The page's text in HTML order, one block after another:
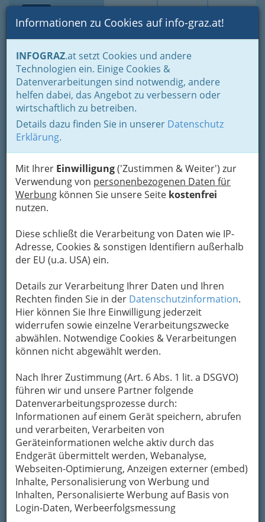
Suche Login Toggle
Informationen zu Cookies auf info-graz.at!
INFOGRAZ.at setzt Cookies und andere
Technologien ein. Einige Cookies &
Datenverarbeitungen sind notwendig, andere
helfen dabei, das Angebot zu verbessern oder
wirtschaftlich zu betreiben.
Details dazu finden Sie in unserer Datenschutz
Erklärung.
Mit Ihrer Einwilligung('Zustimmen & Weiter') zur
Verwendung von personenbezogenen Daten für
Werbung können Sie unsere Seite kostenfrei
nutzen.
Diese schließt die Verarbeitung von Daten wie IP-
Adresse, Cookies & sonstigen Identifiern außerhalb
der EU (u.a. USA) ein.
Details zur Verarbeitung Ihrer Daten und Ihren
Rechten finden Sie in der Datenschutzinformation.
Hier können Sie Ihre Einwilligung jederzeit
widerrufen sowie einzelne Verarbeitungszwecke
abwählen. Notwendige Cookies & Verarbeitungen
können nicht abgewählt werden.
Nach Ihrer Zustimmung (Art. 6 Abs. 1 lit. a DSGVO)
führen wir und unsere Partner folgende
Datenverarbeitungsprozesse durch:
Informationen auf einem Gerät speichern, abrufen
und verarbeiten, Verarbeiten von
Geräteinformationen welche aktiv durch das
Endgerät übermittelt werden, Webanalyse,
Webseiten-Optimierung, Anzeigen externer (embed)
Inhalte, Personalisierung von Werbung und
Inhalten, Personalisierte Werbung auf Basis von
Login-Daten, Werbeerfolgsmessung
Home Branchen
Einkaufen & Schenken - der Handel
Der Handel nach WKO-Gliederung
Lederwaren- u. Spielwaren- & Sportartikelhandel
Gabriele Fasching
Faunastraße 59, 8052 Graz-Wetzelsdorf
+43 316 575 989
+43 316 575 989
Karte
Adresse mit Google Maps anschauen
Navigation